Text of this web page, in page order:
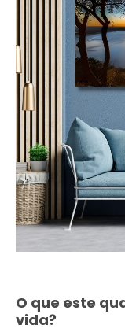
O que este
vida?